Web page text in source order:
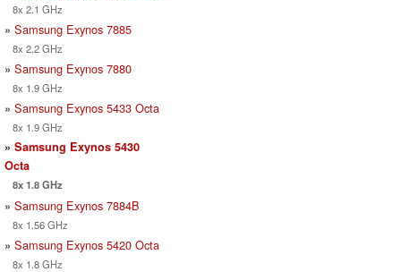
8x 2.1 GHz
» Samsung Exynos 7885
8x 2.2 GHz
» Samsung Exynos 7880
8x 1.9 GHz
» Samsung Exynos 5433 Octa
8x 1.9 GHz
» Samsung Exynos 5430
Octa
8x 1.8 GHz
» Samsung Exynos 7884B
8x 1.56 GHz
» Samsung Exynos 5420 Octa
8x 1.8 GHz